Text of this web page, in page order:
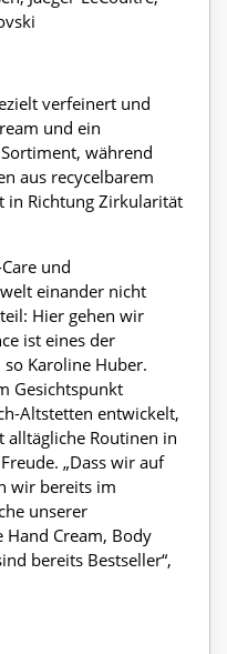
verfeinert und
und ein
während
aus recycelbarem
in Richtung Zirkularität
und
einander nicht
Hier gehen wir
ist eines der
Karoline Huber.
Gesichtspunkt
Altstetten entwickelt,
Routinen in
„Dass wir auf
wir bereits im
unserer
Cream, Body
bereits Bestseller“,